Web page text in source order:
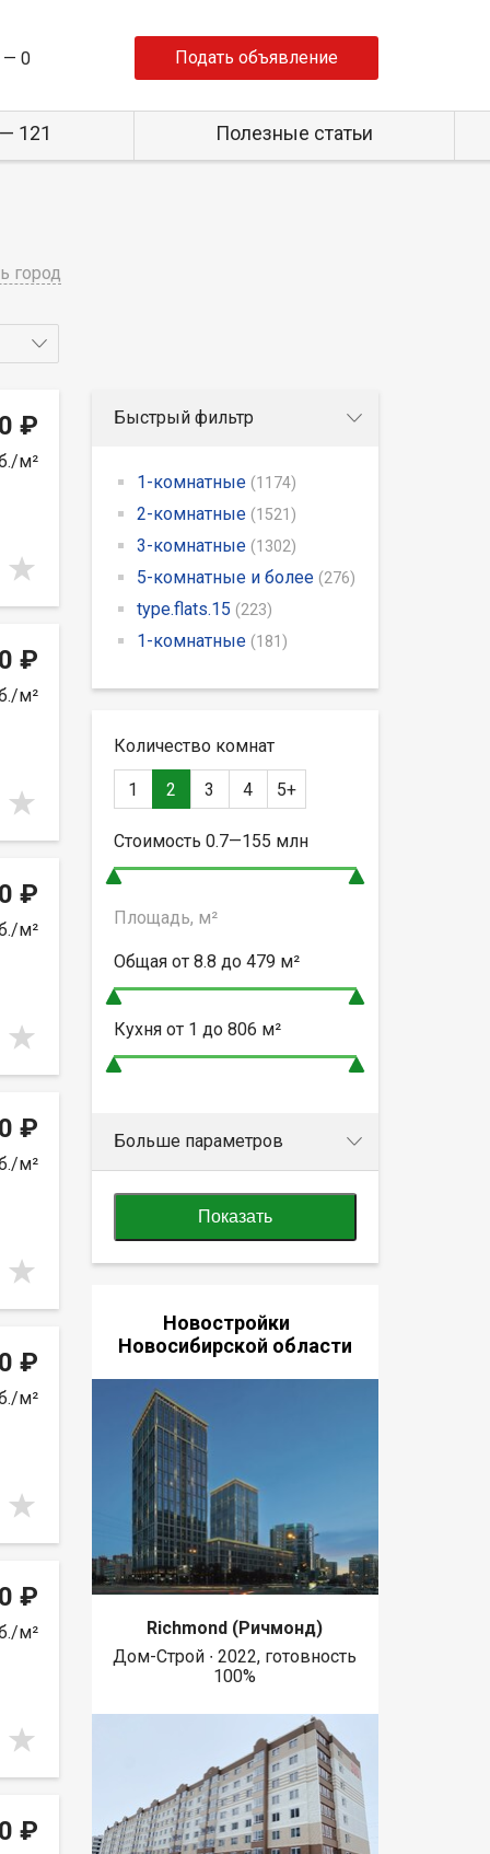
— 0 Подать объявление
121 Полезные статьи
город
₽
м²
₽
м²
₽
м²
₽
м²
₽
м²
₽
м²
₽
Быстрый фильтр
1-комнатные (1174)
2-комнатные (1521)
3-комнатные (1302)
5-комнатные и более (276)
type.flats.15 (223)
1-комнатные (181)
Количество комнат
1 2 3 4 5+
Стоимость 0.7—155 млн
Площадь, м²
Общая от 8.8 до 479 м²
Кухня от 1 до 806 м²
Больше параметров
Показать
Новостройки
Новосибирской области
Richmond (Ричмонд)
Дом-Строй ∙ 2022, готовность
100%